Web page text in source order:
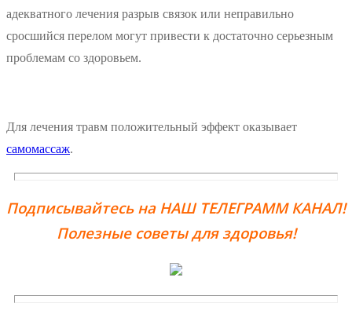
адекватного лечения разрыв связок или неправильно
сросшийся перелом могут привести к достаточно серьезным
проблемам со здоровьем.
Для лечения травм положительный эффект оказывает
самомассаж.
Подписывайтесь на НАШ ТЕЛЕГРАММ КАНАЛ!
Полезные советы для здоровья!